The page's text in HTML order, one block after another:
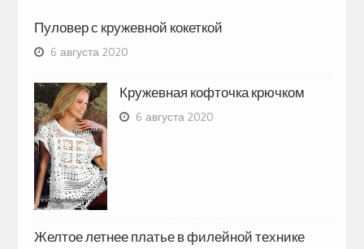
Пуловер с кружевной кокеткой
6 августа 2020
Кружевная кофточка крючком
6 августа 2020
Желтое летнее платье в филейной технике